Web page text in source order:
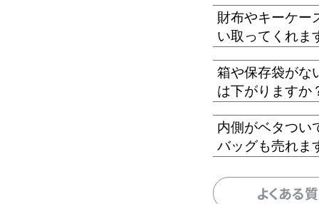
財布やキーケー
い取ってくれま
箱や保存袋がな
は下がりますか
内側がベタつい
バッグも売れま
よくある